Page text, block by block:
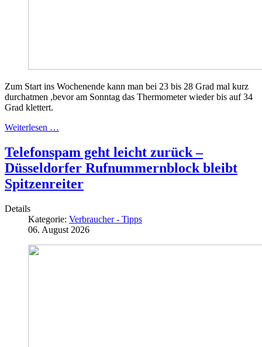
Zum Start ins Wochenende kann man bei 23 bis 28 Grad mal kurz
durchatmen ,bevor am Sonntag das Thermometer wieder bis auf 34
Grad klettert.
Weiterlesen …
Telefonspam geht leicht zurück –
Düsseldorfer Rufnummernblock bleibt
Spitzenreiter
Details
Kategorie: Verbraucher - Tipps
06. August 2026